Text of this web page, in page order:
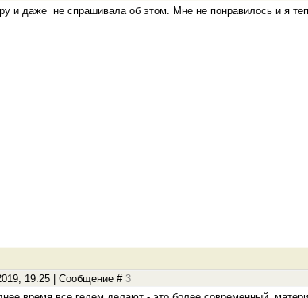
и даже не спрашивала об этом. Мне не понравилось и я
19:25 | Сообщение # 3